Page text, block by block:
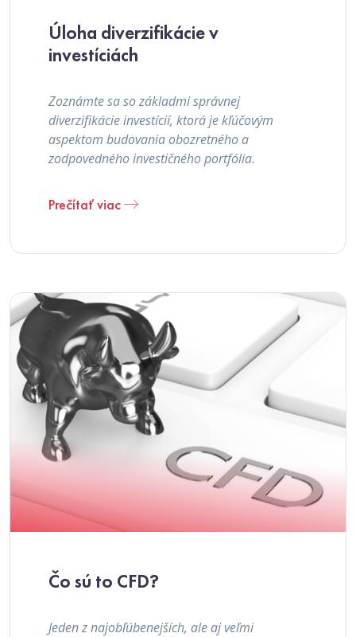
Úloha diverzifikácie v
investíciách
Zoznámte sa so základmi správnej
diverzifikácie investícií, ktorá je kľúčovým
aspektom budovania obozretného a
zodpovedného investičného portfólia.
Prečítať viac
Čo sú to CFD?
Jeden z najobľúbenejších, ale aj veľmi